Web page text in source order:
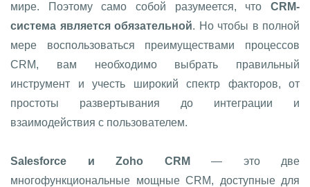
мире.
Поэтому само собой разумеется, чтоCRM-
система является обязательной. Но чтобы в полной
мере воспользоваться преимуществами процессов
CRM, вам необходимо выбрать правильный
инструмент и учесть широкий спектр факторов, от
простоты развертывания до интеграции и
взаимодействия с пользователем.
Salesforce и Zoho CRM — это две
многофункциональные мощные CRM, доступные для